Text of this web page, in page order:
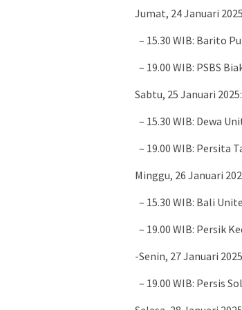
Jumat, 24 Januari
– 15.30 WIB: Barito
– 19.00 WIB: PSBS
Sabtu, 25 Januari 2025:
– 15.30 WIB: Dewa
– 19.00 WIB: Persita
Minggu, 26 Januari
– 15.30 WIB: Bali
– 19.00 WIB: Persik
-Senin, 27 Januari
– 19.00 WIB: Persis